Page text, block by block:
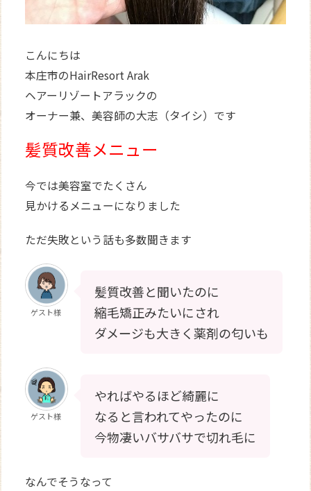
こんにちは
本庄市のHairResort Arak
ヘアーリゾートアラックの
オーナー兼、美容師の大志（タイシ）です
髪質改善メニュー
今では美容室でたくさん
見かけるメニューになりました
ただ失敗という話も多数聞きます
ゲスト様
髪質改善と聞いたのに
縮毛矯正みたいにされ
ダメージも大きく薬剤の匂いも
ゲスト様
やればやるほど綺麗に
なると言われてやったのに
今物凄いバサバサで切れ毛に
なんでそうなって